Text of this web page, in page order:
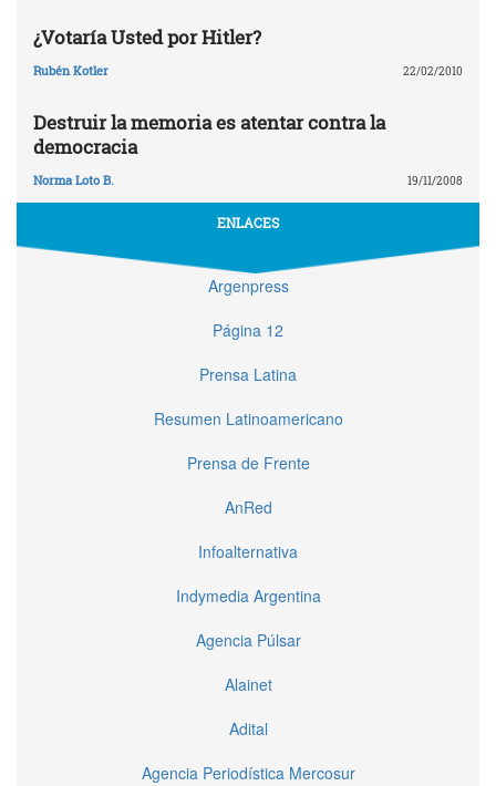
¿Votaría Usted por Hitler?
Rubén Kotler 22/02/2010
Destruir la memoria es atentar contra la
democracia
Norma Loto B. 19/11/2008
ENLACES
Argenpress
Página 12
Prensa Latina
Resumen Latinoamericano
Prensa de Frente
AnRed
Infoalternativa
Indymedia Argentina
Agencia Púlsar
Alainet
Adital
Agencia Periodística Mercosur